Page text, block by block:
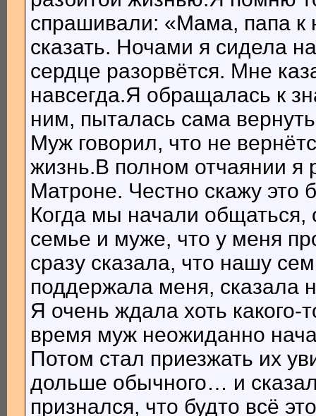
спрашивали: «Мама, папа к
сказать. Ночами я сидела
сердце разорвётся. Мне
навсегда.Я обращалась к
ним, пыталась сама
Муж говорил, что не
жизнь.В полном отчаянии я
Матроне. Честно скажу
Когда мы начали общаться,
семье и муже, что у меня
сразу сказала, что нашу
поддержала меня, сказала
Я очень ждала хоть
время муж неожиданно
Потом стал приезжать их
дольше обычного… и
признался, что будто всё